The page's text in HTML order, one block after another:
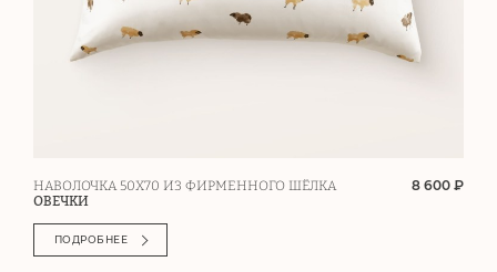
НАВОЛОЧКА 50Х70 ИЗ ФИРМЕННОГО ШЁЛКА
ОВЕЧКИ
8 600 ₽
ПОДРОБНЕЕ